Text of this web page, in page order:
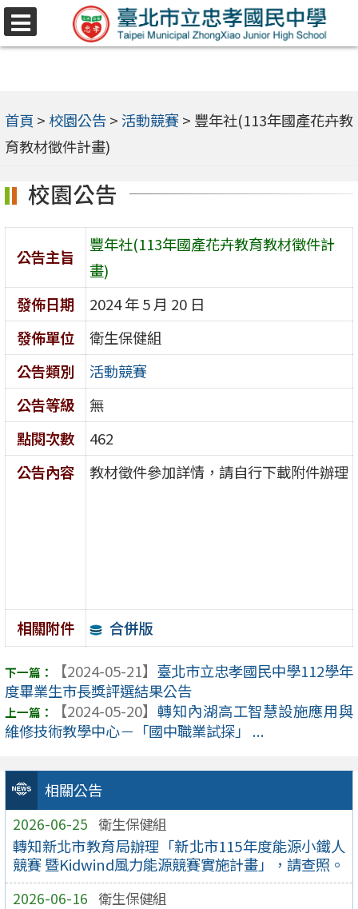
跳
至
內
容
選
首頁 > 校園公告>活動競賽 > 豐年社(113年國產花卉教
育教材徵件計畫)
相關公告
2026-06-25 衛生保健組
轉知新北市教育局辦理「新北市115年度能源小鐵人
競賽 暨Kidwind風力能源競賽實施計畫」，請查照。
2026-06-16 衛生保健組
校園公告
公告主旨
豐年社(113年國產花卉教育教材徵件計
畫)
發佈日期
2024 年 5 月 20 日
發佈單位
衛生保健組
公告類別
活動競賽
公告等級
無
點閱次數
462
公告內容
教材徵件參加詳情，請自行下載附件辦理
相關附件 合併版
【2024-05-21】 臺北市立忠孝國民中學112學年
度畢業生市長獎評選結果公告
【2024-05-20】 轉知內湖高工智慧設施應用與
維修技術教學中心－「國中職業試探」 ...